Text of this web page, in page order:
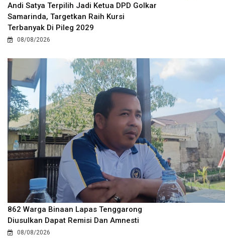
Andi Satya Terpilih Jadi Ketua DPD Golkar
Samarinda, Targetkan Raih Kursi
Terbanyak Di Pileg 2029
08/08/2026
862 Warga Binaan Lapas Tenggarong
Diusulkan Dapat Remisi Dan Amnesti
08/08/2026